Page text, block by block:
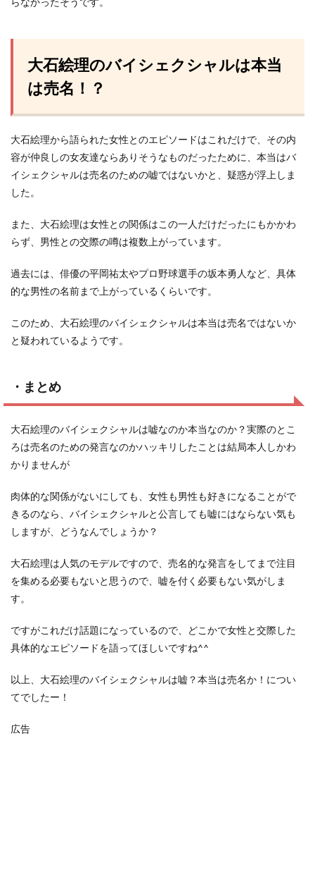
大石絵理のバイシェクシャルは本当
は売名！？
大石絵理から語られた女性とのエピソードはこれだけで、その内
容が仲良しの女友達ならありそうなものだったために、本当はバ
イシェクシャルは売名のための嘘ではないかと、疑惑が浮上しま
した。
また、大石絵理は女性との関係はこの一人だけだったにもかかわ
らず、男性との交際の噂は複数上がっています。
過去には、俳優の平岡祐太やプロ野球選手の坂本勇人など、具体
的な男性の名前まで上がっているくらいです。
このため、大石絵理のバイシェクシャルは本当は売名ではないか
と疑われているようです。
・まとめ
大石絵理のバイシェクシャルは嘘なのか本当なのか？実際のとこ
ろは売名のための発言なのかハッキリしたことは結局本人しかわ
かりませんが
肉体的な関係がないにしても、女性も男性も好きになることがで
きるのなら、バイシェクシャルと公言しても嘘にはならない気も
しますが、どうなんでしょうか？
大石絵理は人気のモデルですので、売名的な発言をしてまで注目
を集める必要もないと思うので、嘘を付く必要もない気がしま
す。
ですがこれだけ話題になっているので、どこかで女性と交際した
具体的なエピソードを語ってほしいですね^^
以上、大石絵理のバイシェクシャルは嘘？本当は売名か！につい
てでしたー！
広告